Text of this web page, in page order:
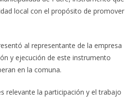
local con el propósito de promover
al representante de la empresa
y ejecución de este instrumento
en la comuna.
relevante la participación y el trabajo